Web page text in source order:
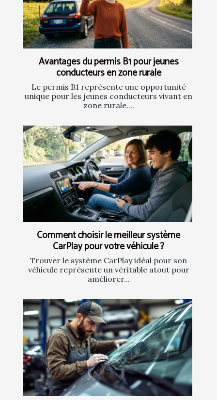
Avantages du permis B1 pour jeunes
conducteurs en zone rurale
Le permis B1 représente une opportunité
unique pour les jeunes conducteurs vivant en
zone rurale....
Comment choisir le meilleur système
CarPlay pour votre véhicule ?
Trouver le système CarPlay idéal pour son
véhicule représente un véritable atout pour
améliorer...